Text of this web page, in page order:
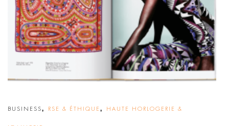
BUSINESS, RSE & ÉTHIQUE , HAUTE HORLOGERIE &